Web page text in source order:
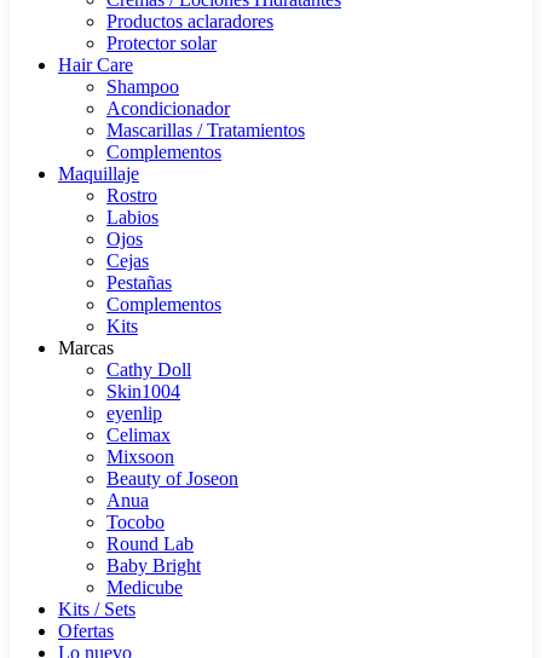
Productos aclaradores
Protector solar
Hair Care
Shampoo
Acondicionador
Mascarillas / Tratamientos
Complementos
Maquillaje
Rostro
Labios
Ojos
Cejas
Pestañas
Complementos
Kits
Marcas
Cathy Doll
Skin1004
eyenlip
Celimax
Mixsoon
Beauty of Joseon
Anua
Tocobo
Round Lab
Baby Bright
Medicube
Kits / Sets
Ofertas
Lo nuevo